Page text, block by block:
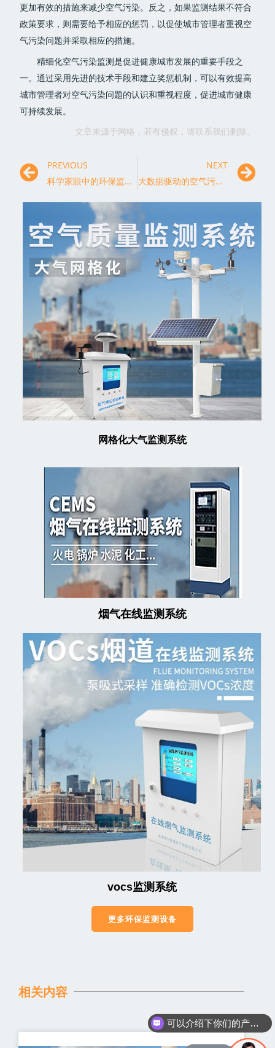
更加有效的措施来减少空气污染。反之，如果监测结果不符合
政策要求，则需要给予相应的惩罚，以促使城市管理者重视空
气污染问题并采取相应的措施。
精细化空气污染监测是促进健康城市发展的重要手段之
一。通过采用先进的技术手段和建立奖惩机制，可以有效提高
城市管理者对空气污染问题的认识和重视程度，促进城市健康
可持续发展。
文章来源于网络，若有侵权，请联系我们删除。
PREVIOUS
科学家眼中的环保监测：构建生态文明的关键基石
NEXT
大数据驱动的空气污染监测与治理
网格化大气监测系统
烟气在线监测系统
vocs监测系统
更多环保监测设备
相关内容
可以介绍下你们的产品么